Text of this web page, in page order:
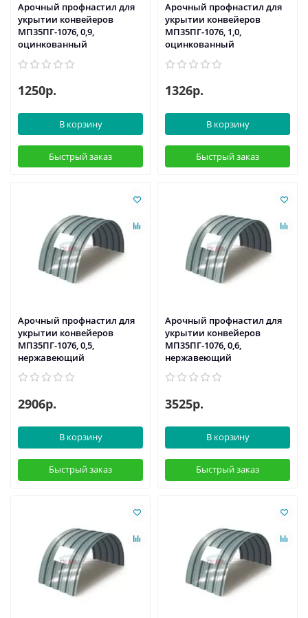
Арочный профнастил для
укрытии конвейеров
МП35ПГ-1076, 0,9,
оцинкованный
1250р.
В корзину
Быстрый заказ
Арочный профнастил для
укрытии конвейеров
МП35ПГ-1076, 1,0,
оцинкованный
1326р.
В корзину
Быстрый заказ
Арочный профнастил для
укрытии конвейеров
МП35ПГ-1076, 0,5,
нержавеющий
2906р.
В корзину
Быстрый заказ
Арочный профнастил для
укрытии конвейеров
МП35ПГ-1076, 0,6,
нержавеющий
3525р.
В корзину
Быстрый заказ